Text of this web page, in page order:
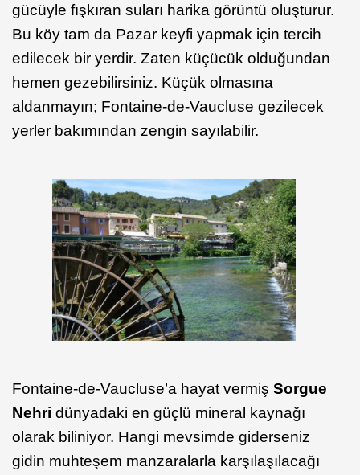
gücüyle fışkıran suları harika görüntü oluşturur.
Bu köy tam da Pazar keyfi yapmak için tercih
edilecek bir yerdir. Zaten küçücük olduğundan
hemen gezebilirsiniz. Küçük olmasına
aldanmayın; Fontaine-de-Vaucluse gezilecek
yerler bakımından zengin sayılabilir.
Fontaine-de-Vaucluse’a hayat vermiş Sorgue
Nehri dünyadaki en güçlü mineral kaynağı
olarak biliniyor. Hangi mevsimde giderseniz
gidin muhteşem manzaralarla karşılaşılacağı